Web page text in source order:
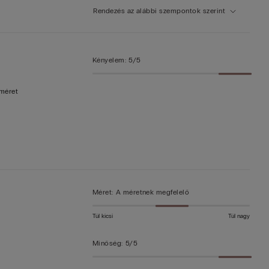
Rendezés az alábbi szempontok szerint
Kényelem: 5/5
Méret: A méretnek megfelelő
Túl kicsi Túl nagy
Minőség: 5/5